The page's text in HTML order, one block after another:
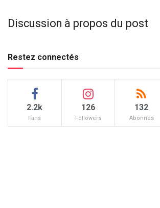
Discussion à propos du post
Restez connectés
2.2k
Fans
126
Followers
132
Abonnés